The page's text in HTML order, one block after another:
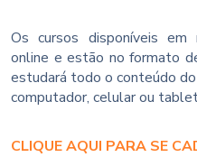
Os cursos disponíveis
online e estão no formato
estudará todo o conteúdo
computador, celular ou
CLIQUE AQUI PARA SE